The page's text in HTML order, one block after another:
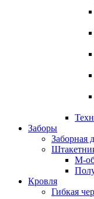
Заборы
Заборная
М-
Кровля
Гибкая